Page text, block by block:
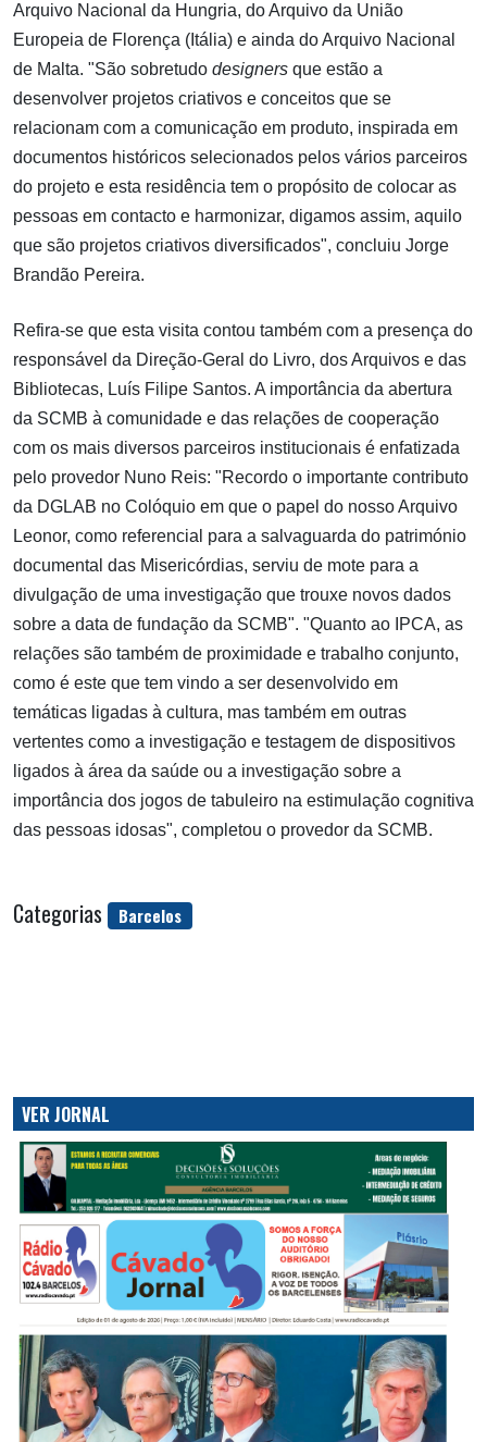
Arquivo Nacional da Hungria, do Arquivo da União
Europeia de Florença (Itália) e ainda do Arquivo Nacional
de Malta. "São sobretudo designers que estão a
desenvolver projetos criativos e conceitos que se
relacionam com a comunicação em produto, inspirada em
documentos históricos selecionados pelos vários parceiros
do projeto e esta residência tem o propósito de colocar as
pessoas em contacto e harmonizar, digamos assim, aquilo
que são projetos criativos diversificados", concluiu Jorge
Brandão Pereira.
Refira-se que esta visita contou também com a presença do
responsável da Direção-Geral do Livro, dos Arquivos e das
Bibliotecas, Luís Filipe Santos. A importância da abertura
da SCMB à comunidade e das relações de cooperação
com os mais diversos parceiros institucionais é enfatizada
pelo provedor Nuno Reis: "Recordo o importante contributo
da DGLAB no Colóquio em que o papel do nosso Arquivo
Leonor, como referencial para a salvaguarda do património
documental das Misericórdias, serviu de mote para a
divulgação de uma investigação que trouxe novos dados
sobre a data de fundação da SCMB". "Quanto ao IPCA, as
relações são também de proximidade e trabalho conjunto,
como é este que tem vindo a ser desenvolvido em
temáticas ligadas à cultura, mas também em outras
vertentes como a investigação e testagem de dispositivos
ligados à área da saúde ou a investigação sobre a
importância dos jogos de tabuleiro na estimulação cognitiva
das pessoas idosas", completou o provedor da SCMB.
Categorias Barcelos
VER JORNAL